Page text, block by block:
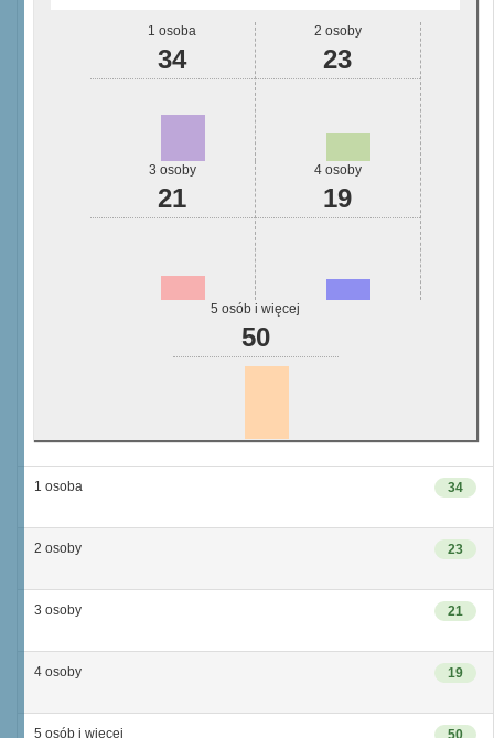
1 osoba
34
2 osoby
23
3 osoby
21
4 osoby
19
5 osób i więcej
50
34
1 osoba
23
2 osoby
21
3 osoby
19
4 osoby
50
5 osób i więcej